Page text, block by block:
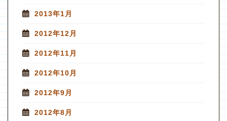
2013年1月
2012年12月
2012年11月
2012年10月
2012年9月
2012年8月